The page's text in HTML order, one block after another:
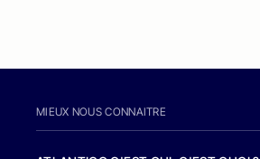
MIEUX NOUS CONNAITRE